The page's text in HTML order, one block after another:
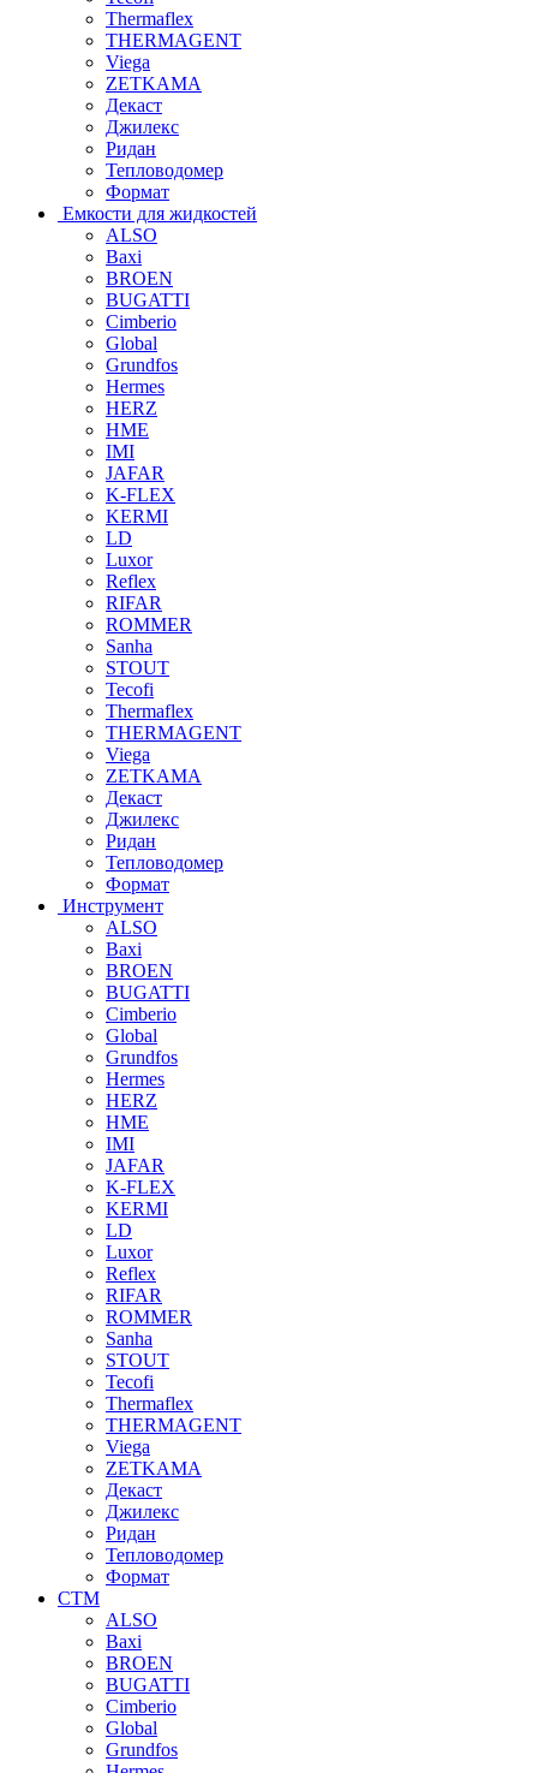
Thermaflex
THERMAGENT
Viega
ZETKAMA
Декаст
Джилекс
Ридан
Тепловодомер
Формат
Емкости для жидкостей
ALSO
Baxi
BROEN
BUGATTI
Cimberio
Global
Grundfos
Hermes
HERZ
HME
IMI
JAFAR
K-FLEX
KERMI
LD
Luxor
Reflex
RIFAR
ROMMER
Sanha
STOUT
Tecofi
Thermaflex
THERMAGENT
Viega
ZETKAMA
Декаст
Джилекс
Ридан
Тепловодомер
Формат
Инструмент
ALSO
Baxi
BROEN
BUGATTI
Cimberio
Global
Grundfos
Hermes
HERZ
HME
IMI
JAFAR
K-FLEX
KERMI
LD
Luxor
Reflex
RIFAR
ROMMER
Sanha
STOUT
Tecofi
Thermaflex
THERMAGENT
Viega
ZETKAMA
Декаст
Джилекс
Ридан
Тепловодомер
Формат
СТМ
ALSO
Baxi
BROEN
BUGATTI
Cimberio
Global
Grundfos